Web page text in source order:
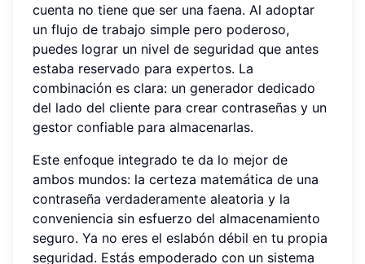
cuenta no tiene que ser una faena. Al adoptar
un flujo de trabajo simple pero poderoso,
puedes lograr un nivel de seguridad que antes
estaba reservado para expertos. La
combinación es clara: un generador dedicado
del lado del cliente para crear contraseñas y un
gestor confiable para almacenarlas.
Este enfoque integrado te da lo mejor de
ambos mundos: la certeza matemática de una
contraseña verdaderamente aleatoria y la
conveniencia sin esfuerzo del almacenamiento
seguro. Ya no eres el eslabón débil en tu propia
seguridad. Estás empoderado con un sistema